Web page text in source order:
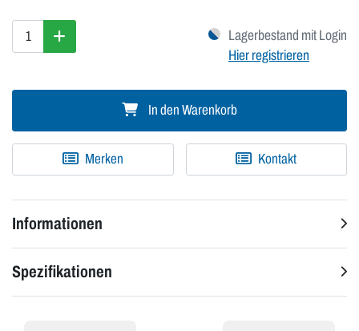
Lagerbestand mit Login
Hier registrieren
In den Warenkorb
Merken Kontakt
Informationen
Spezifikationen